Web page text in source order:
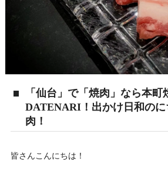
「仙台」で「焼肉」なら本町
DATENARI！出かけ日和の
肉！
皆さんこんにちは！